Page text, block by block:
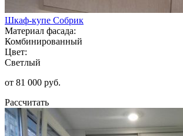
Шкаф-купе Собрик
Материал фасада:
Комбинированный
Цвет:
Светлый
от 81 000 руб.
Рассчитать